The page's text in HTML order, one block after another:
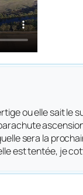
ou elle sait le
sera la
est tentée, je